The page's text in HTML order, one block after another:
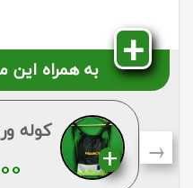
به همراه
کوله →